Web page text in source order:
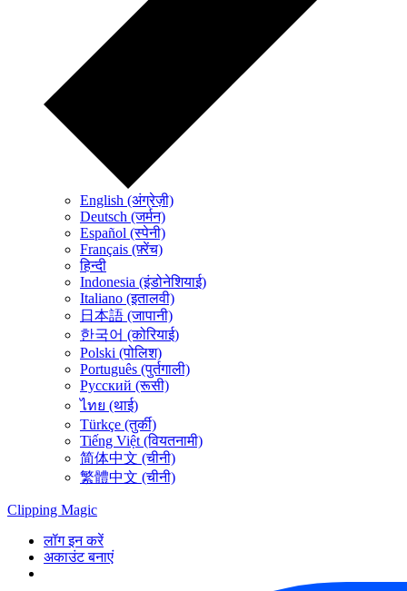
English (अंग्रेज़ी)
Deutsch (जर्मन)
Español (स्पेनी)
Français (फ़्रेंच)
हिन्दी
Indonesia (इंडोनेशियाई)
Italiano (इतालवी)
日本語 (जापानी)
한국어 (कोरियाई)
Polski (पोलिश)
Português (पुर्तगाली)
Русский (रूसी)
ไทย (थाई)
Türkçe (तुर्की)
Tiếng Việt (वियतनामी)
简体中文 (चीनी)
繁體中文 (चीनी)
Clipping Magic
लॉग इन करें
अकाउंट बनाएं